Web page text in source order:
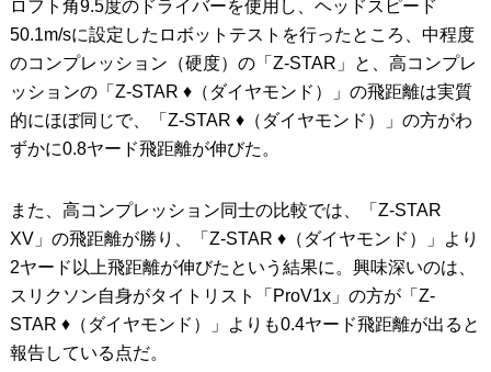
ロフト角9.5度のドライバーを使用し、ヘッドスピード
50.1m/sに設定したロボットテストを行ったところ、中程度
のコンプレッション（硬度）の「Z-STAR」と、高コンプレ
ッションの「Z-STAR ♦︎（ダイヤモンド）」の飛距離は実質
的にほぼ同じで、「Z-STAR ♦︎（ダイヤモンド）」の方がわ
ずかに0.8ヤード飛距離が伸びた。
また、高コンプレッション同士の比較では、「Z-STAR
XV」の飛距離が勝り、「Z-STAR ♦︎（ダイヤモンド）」より
2ヤード以上飛距離が伸びたという結果に。興味深いのは、
スリクソン自身がタイトリスト「ProV1x」の方が「Z-
STAR ♦︎（ダイヤモンド）」よりも0.4ヤード飛距離が出ると
報告している点だ。